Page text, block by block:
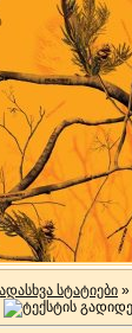
სტატიები »